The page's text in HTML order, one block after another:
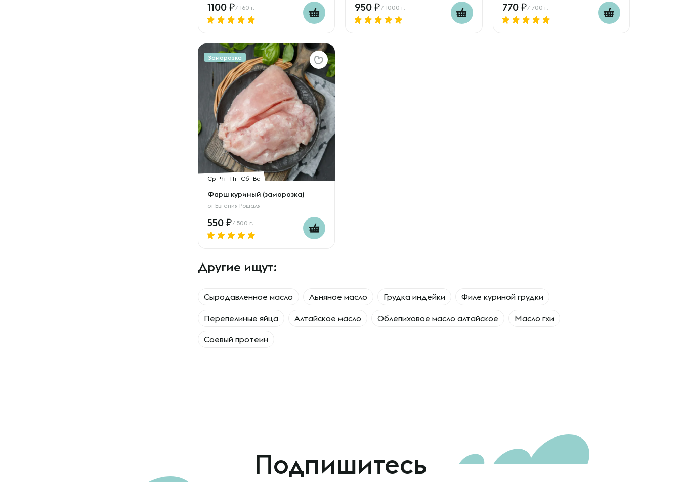
1100 / 160 г. 950 / 1000 г. 770 / 700 г.
Заморозка
Ср Чт Пт Сб Вс
Фарш куриный (заморозка)
от Евгения Рошаля
550 / 500 г.
Другие ищут:
Сыродавленное масло Льняное масло Грудка индейки Филе куриной грудки
Перепелиные яйца Алтайское масло Облепиховое масло алтайское Масло гхи
Соевый протеин
Подпишитесь